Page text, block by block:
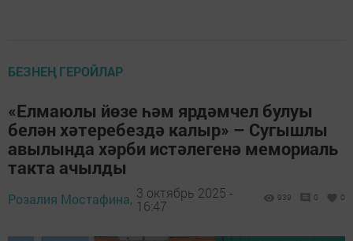
БЕЗНЕҢ ГЕРОЙЛАР
«Елмаюлы йөзе һәм ярдәмчел булуы
белән хәтеребездә калыр» – Сугышлы
авылында хәрби истәлегенә мемориаль
такта ачылды
Розалия Мостафина, 3 октябрь 2025 -
16:47
939 0 0